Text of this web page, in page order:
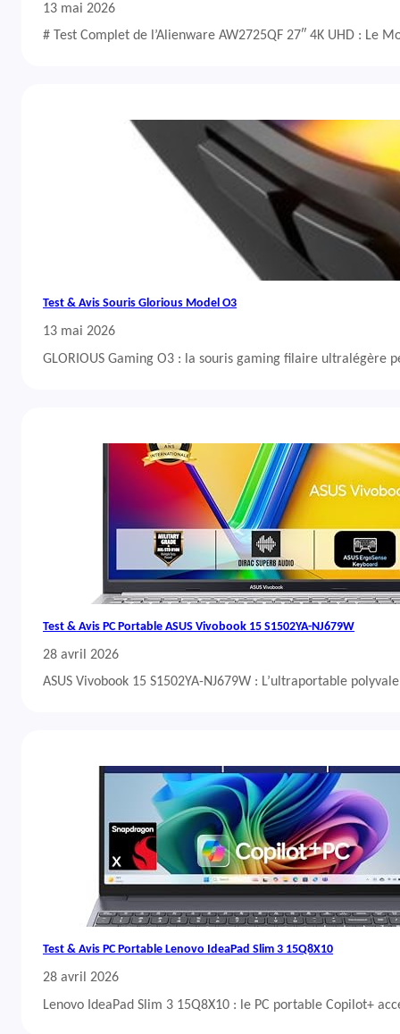
13 mai 2026
# Test Complet de l’Alienware AW2725QF 27″ 4K UHD : Le
Test & Avis Souris Glorious Model O3
13 mai 2026
GLORIOUS Gaming O3 : la souris gaming filaire ultralégère
Test & Avis PC Portable ASUS Vivobook 15 S1502YA-NJ679W
28 avril 2026
ASUS Vivobook 15 S1502YA-NJ679W : L’ultraportable
Test & Avis PC Portable Lenovo IdeaPad Slim 3 15Q8X10
28 avril 2026
Lenovo IdeaPad Slim 3 15Q8X10 : le PC portable Copilot+